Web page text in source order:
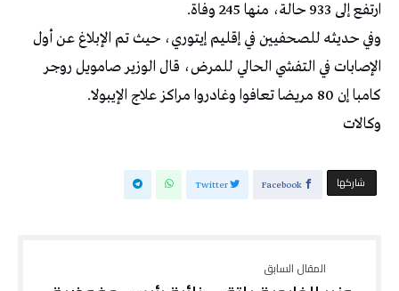
ارتفع إلى 933 حالة، منها 245 وفاة.
وفي حديثه للصحفيين في إقليم ‌إيتوري، ⁠حيث تم الإبلاغ عن أول
الإصابات في التفشي ⁠الحالي للمرض، قال الوزير صامويل روجر
⁠كامبا إن 80 مريضا ⁠تعافوا وغادروا مراكز علاج الإيبولا.
وكالات
‫‫ شاركها‬ Facebook
Twitter